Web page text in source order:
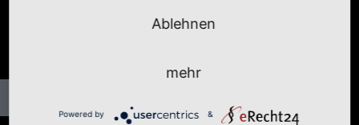
Ablehnen
mehr
Powered by &